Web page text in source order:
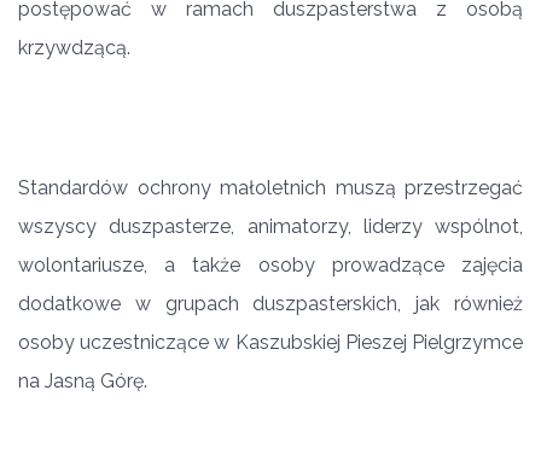
postępować w ramach duszpasterstwa z osobą
krzywdzącą.
Standardów ochrony małoletnich muszą przestrzegać
wszyscy duszpasterze, animatorzy, liderzy wspólnot,
wolontariusze, a także osoby prowadzące zajęcia
dodatkowe w grupach duszpasterskich, jak również
osoby uczestniczące w Kaszubskiej Pieszej Pielgrzymce
na Jasną Górę.